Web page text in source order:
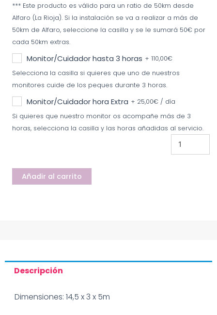
*** Este producto es válido para un ratio de 50km desde
Alfaro (La Rioja). Si la instalación se va a realizar a más de
50km de Alfaro, seleccione la casilla y se le sumará 50€ por
cada 50km extras.
Monitor/Cuidador hasta 3 horas + 110,00€
Selecciona la casilla si quieres que uno de nuestros
monitores cuide de los peques durante 3 horas.
Monitor/Cuidador hora Extra + 25,00€ / día
Si quieres que nuestro monitor os acompañe más de 3
horas, selecciona la casilla y las horas añadidas al servicio.
Añadir al carrito
Descripción
Dimensiones: 14,5 x 3 x 5m